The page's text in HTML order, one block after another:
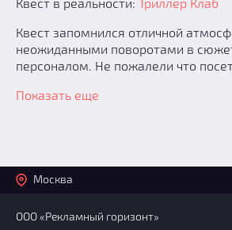
Квест запомнился отличной
неожиданными поворотами в
персоналом. Не пожалели что
Показать еще
Москва
ООО «Рекламный горизонт»